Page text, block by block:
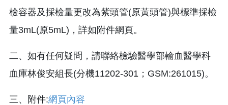
檢容器及採檢量更改為紫頭管(原黃頭管)與標準採檢
量3mL(原5mL)，詳如附件網頁。
二、如有任何疑問，請聯絡檢驗醫學部輸血醫學科
血庫林俊安組長(分機11202-301；GSM:261015)。
三、附件:網頁內容